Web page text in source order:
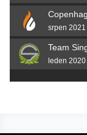
srpen
Team
leden